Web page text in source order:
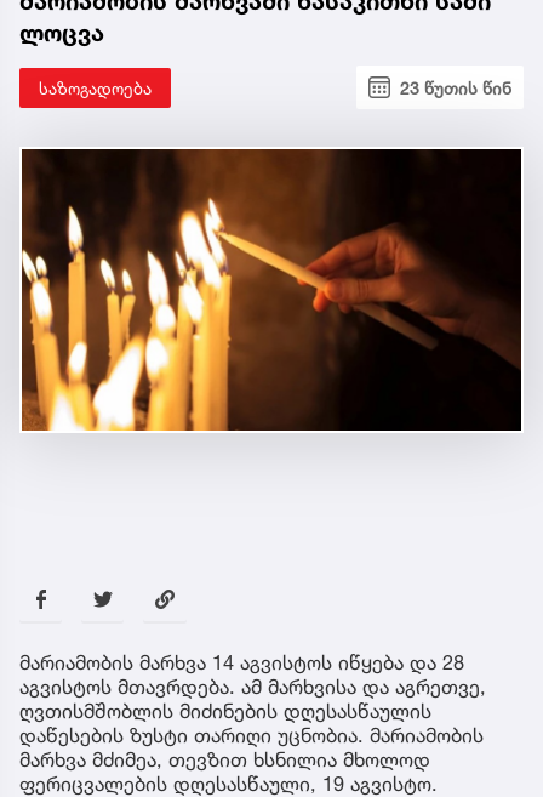
ლოცვა
საზოგადოება 23 წუთის წინ
მარიამობის მარხვა 14 აგვისტოს იწყება და 28
აგვისტოს მთავრდება. ამ მარხვისა და აგრეთვე,
ღვთისმშობლის მიძინების დღესასწაულის
დაწესების ზუსტი თარიღი უცნობია. მარიამობის
მარხვა მძიმეა, თევზით ხსნილია მხოლოდ
ფერიცვალების დღესასწაული, 19 აგვისტო.